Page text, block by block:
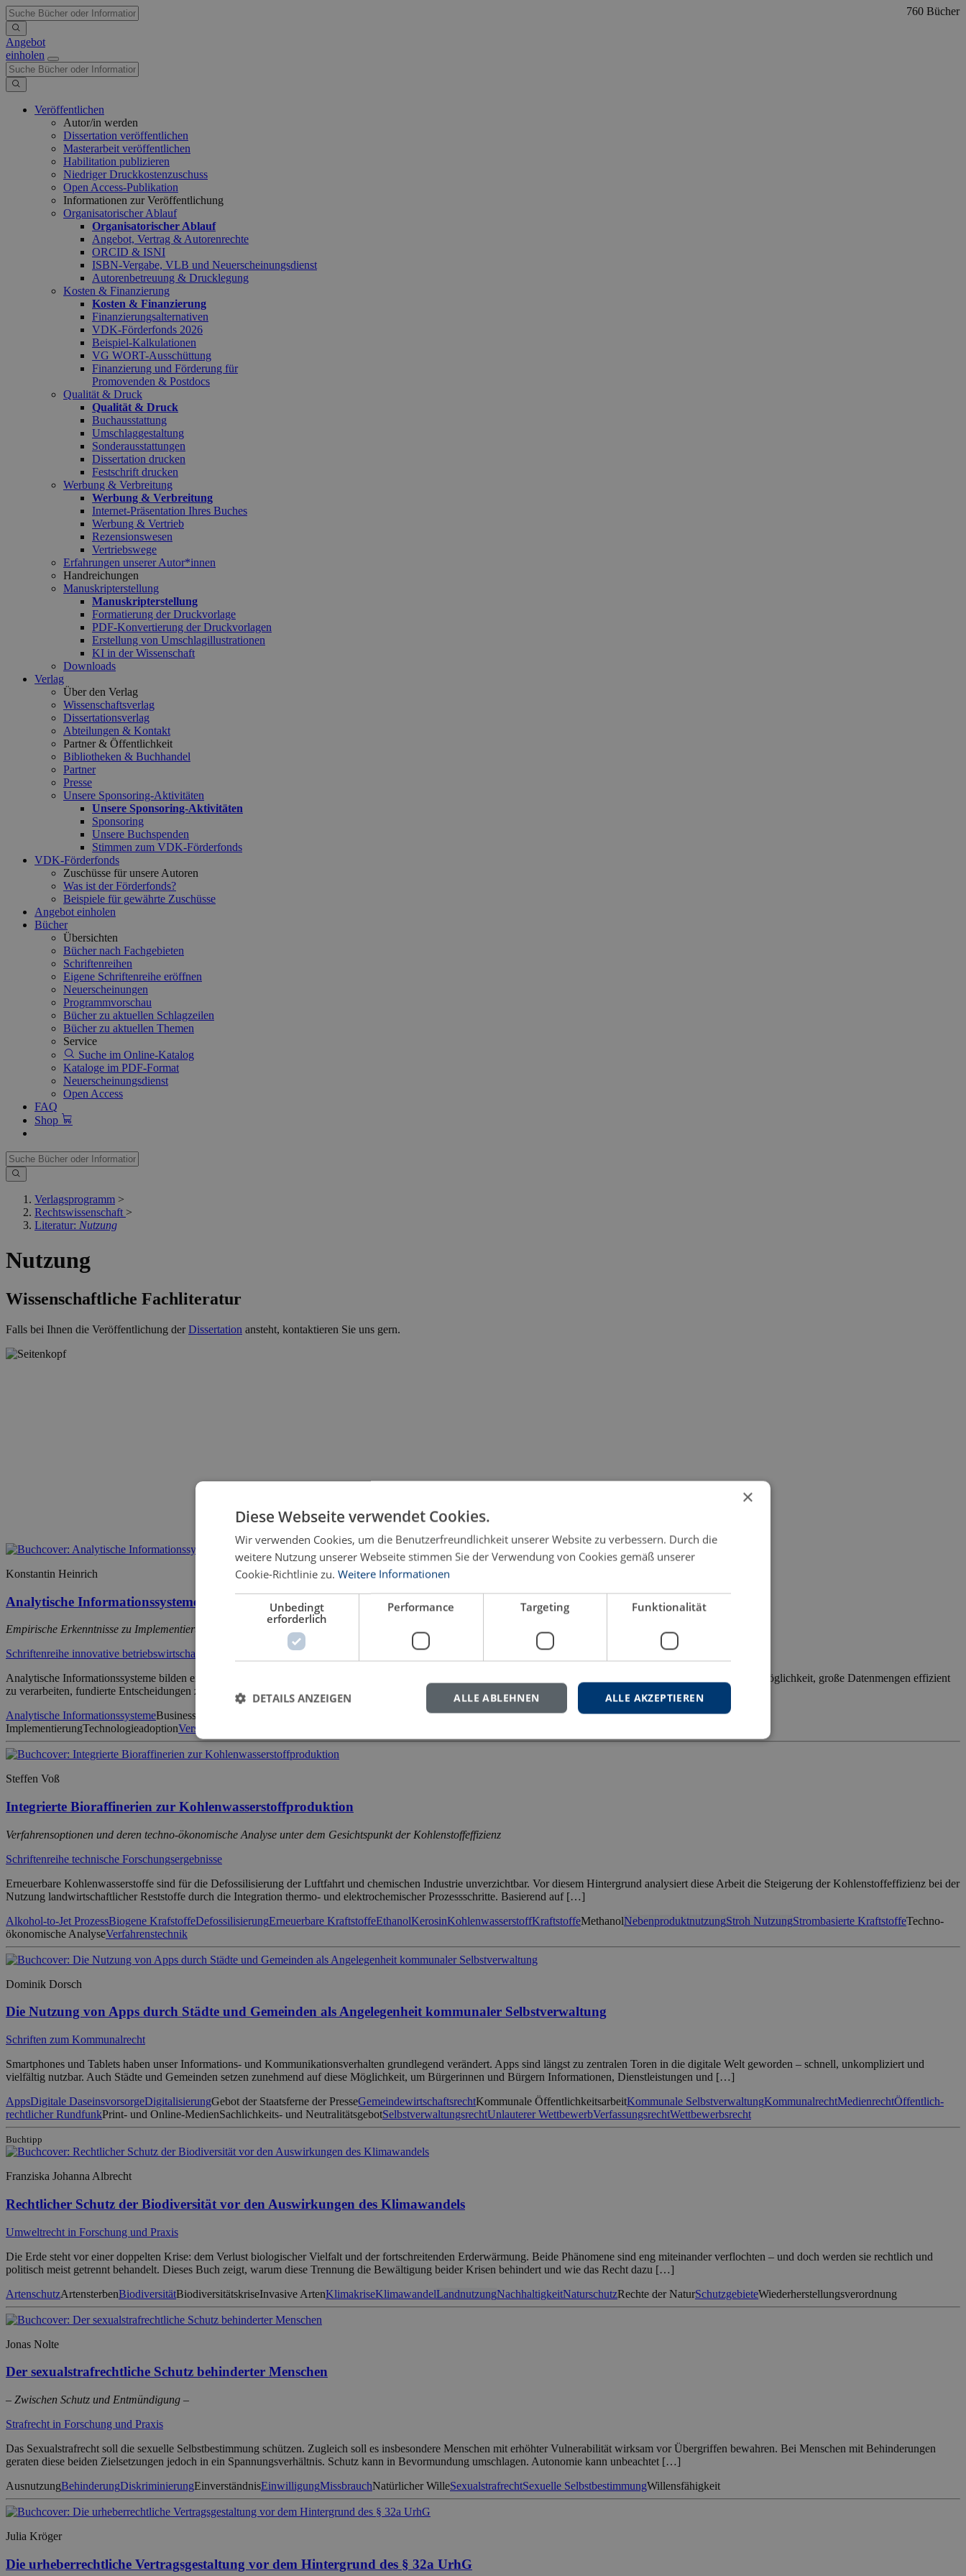
Angebot
einholen
Veröffentlichen
Autor/in werden
Dissertation veröffentlichen
Masterarbeit veröffentlichen
Habilitation publizieren
Niedriger Druckkostenzuschuss
Open Access-Publikation
Informationen zur Veröffentlichung
Organisatorischer Ablauf
Organisatorischer Ablauf
Angebot, Vertrag & Autorenrechte
ORCID & ISNI
ISBN-Vergabe, VLB und Neuerscheinungsdienst
Autorenbetreuung & Drucklegung
Kosten & Finanzierung
Kosten & Finanzierung
Finanzierungsalternativen
VDK-Förderfonds 2026
Beispiel-Kalkulationen
VG WORT-Ausschüttung
Finanzierung und Förderung für
Promovenden & Postdocs
Qualität & Druck
Qualität & Druck
Buchausstattung
Umschlaggestaltung
Sonderausstattungen
Dissertation drucken
Festschrift drucken
Werbung & Verbreitung
Werbung & Verbreitung
Internet-Präsentation Ihres Buches
Werbung & Vertrieb
Rezensionswesen
Vertriebswege
Erfahrungen unserer Autor*innen
Handreichungen
Manuskripterstellung
Manuskripterstellung
Formatierung der Druckvorlage
PDF-Konvertierung der Druckvorlagen
Erstellung von Umschlagillustrationen
KI in der Wissenschaft
Downloads
Verlag
Über den Verlag
Wissenschaftsverlag
Dissertationsverlag
Abteilungen & Kontakt
Partner & Öffentlichkeit
Bibliotheken & Buchhandel
Partner
Presse
Unsere Sponsoring-Aktivitäten
Unsere Sponsoring-Aktivitäten
Sponsoring
Unsere Buchspenden
Stimmen zum VDK-Förderfonds
VDK-Förderfonds
Zuschüsse für unsere Autoren
Was ist der Förderfonds?
Beispiele für gewährte Zuschüsse
Angebot einholen
Bücher
Übersichten
Bücher nach Fachgebieten
Schriftenreihen
Eigene Schriftenreihe eröffnen
Neuerscheinungen
Programmvorschau
Bücher zu aktuellen Schlagzeilen
Bücher zu aktuellen Themen
Service
Suche im Online-Katalog
Kataloge im PDF-Format
Neuerscheinungsdienst
Open Access
FAQ
Shop
Verlagsprogramm >
Rechtswissenschaft >
Literatur: Nutzung
760 Bücher
Nutzung
Wissenschaftliche Fachliteratur
Falls bei Ihnen die Veröffentlichung derDissertation ansteht, kontaktieren Sie uns gern.
Konstantin Heinrich
Analytische Informationssysteme im Controlling
Empirische Erkenntnisse zu Implementierung und Nutzung in Versicherungsunternehmen
Schriftenreihe innovative betriebswirtschaftliche Forschung und Praxis
Analytische Informationssysteme bilden eine wesentliche Grundlage für eine datenbasierte Steuerung von Unternehmen. Insbesondere im Controlling eröffnen sie die Möglichkeit, große Datenmengen effizient
zu verarbeiten, fundierte Entscheidungen zu unterstützen und regulatorischen Anforderungen gerecht zu werden. Trotz dieser Potenziale bleibt der […]
Analytische InformationssystemeBusiness Analytics Change ManagementControllingErfolgsfaktorenFallstudieImplementierungsprozesseIT-
ImplementierungTechnologieadoptionVersicherungsunternehmen
Steffen Voß
Integrierte Bioraffinerien zur Kohlenwasserstoffproduktion
Verfahrensoptionen und deren techno-ökonomische Analyse unter dem Gesichtspunkt der Kohlenstoffeffizienz
Schriftenreihe technische Forschungsergebnisse
Erneuerbare Kohlenwasserstoffe sind für die Defossilisierung der Luftfahrt und chemischen Industrie unverzichtbar. Vor diesem Hintergrund analysiert diese Arbeit die Steigerung der Kohlenstoffeffizienz bei der
Nutzung landwirtschaftlicher Reststoffe durch die Integration thermo- und elektrochemischer Prozessschritte. Basierend auf […]
Alkohol-to-Jet ProzessBiogene KrafstoffeDefossilisierungErneuerbare KraftstoffeEthanolKerosinKohlenwasserstoffKraftstoffeMethanolNebenproduktnutzungStroh NutzungStrombasierte KraftstoffeTechno-
ökonomische AnalyseVerfahrenstechnik
Dominik Dorsch
Die Nutzung von Apps durch Städte und Gemeinden als Angelegenheit kommunaler Selbstverwaltung
Schriften zum Kommunalrecht
Smartphones und Tablets haben unser Informations- und Kommunikationsverhalten grundlegend verändert. Apps sind längst zu zentralen Toren in die digitale Welt geworden – schnell, unkompliziert und
vielfältig nutzbar. Auch Städte und Gemeinden setzen zunehmend auf diese Möglichkeit, um Bürgerinnen und Bürgern Informationen, Dienstleistungen und […]
AppsDigitale DaseinsvorsorgeDigitalisierungGebot der Staatsferne der PresseGemeindewirtschaftsrechtKommunale ÖffentlichkeitsarbeitKommunale SelbstverwaltungKommunalrechtMedienrechtÖffentlich-
rechtlicher RundfunkPrint- und Online-MedienSachlichkeits- und NeutralitätsgebotSelbstverwaltungsrechtUnlauterer WettbewerbVerfassungsrechtWettbewerbsrecht
Buchtipp
Franziska Johanna Albrecht
Rechtlicher Schutz der Biodiversität vor den Auswirkungen des Klimawandels
Umweltrecht in Forschung und Praxis
Die Erde steht vor einer doppelten Krise: dem Verlust biologischer Vielfalt und der fortschreitenden Erderwärmung. Beide Phänomene sind eng miteinander verflochten – und doch werden sie rechtlich und
politisch meist getrennt behandelt. Dieses Buch zeigt, warum diese Trennung die Bewältigung beider Krisen behindert und wie das Recht dazu […]
ArtenschutzArtensterbenBiodiversitätBiodiversitätskriseInvasive ArtenKlimakriseKlimawandelLandnutzungNachhaltigkeitNaturschutzRechte der NaturSchutzgebieteWiederherstellungsverordnung
Jonas Nolte
Der sexualstrafrechtliche Schutz behinderter Menschen
– Zwischen Schutz und Entmündigung –
Strafrecht in Forschung und Praxis
Das Sexualstrafrecht soll die sexuelle Selbstbestimmung schützen. Zugleich soll es insbesondere Menschen mit erhöhter Vulnerabilität wirksam vor Übergriffen bewahren. Bei Menschen mit Behinderungen
geraten diese beiden Zielsetzungen jedoch in ein Spannungsverhältnis. Schutz kann in Bevormundung umschlagen. Autonomie kann unbeachtet […]
AusnutzungBehinderungDiskriminierungEinverständnisEinwilligungMissbrauchNatürlicher WilleSexualstrafrechtSexuelle SelbstbestimmungWillensfähigkeit
Julia Kröger
Die urheberrechtliche Vertragsgestaltung vor dem Hintergrund des § 32a UrhG
×
Diese Webseite verwendet Cookies.
Wir verwenden Cookies, um die Benutzerfreundlichkeit unserer Website zu verbessern. Durch die
weitere Nutzung unserer Webseite stimmen Sie der Verwendung von Cookies gemäß unserer
Cookie-Richtlinie zu. Weitere Informationen
Unbedingt
erforderlich
Performance Targeting Funktionalität
ALLE AKZEPTIEREN
ALLE ABLEHNEN
DETAILS ANZEIGEN